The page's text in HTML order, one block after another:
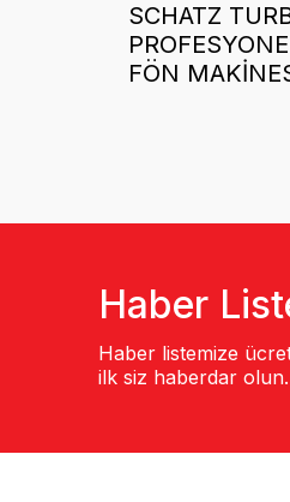
SCHATZ
FÖN
Haber
Haber listemize
ilk siz haberdar olun.